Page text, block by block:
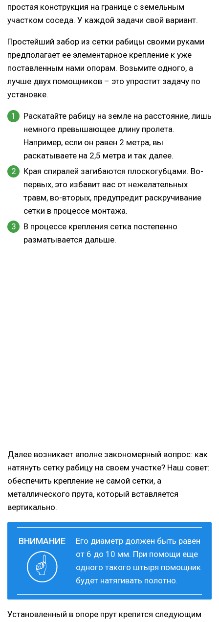
простая конструкция на границе с земельным
участком соседа. У каждой задачи свой вариант.
Простейший забор из сетки рабицы своими руками
предполагает ее элементарное крепление к уже
поставленным нами опорам. Возьмите одного, а
лучше двух помощников – это упростит задачу по
установке.
Раскатайте рабицу на земле на расстояние, лишь
немного превышающее длину пролета.
Например, если он равен 2 метра, вы
раскатываете на 2,5 метра и так далее.
Края спиралей загибаются плоскогубцами. Во-
первых, это избавит вас от нежелательных
травм, во-вторых, предупредит раскручивание
сетки в процессе монтажа.
В процессе крепления сетка постепенно
разматывается дальше.
Далее возникает вполне закономерный вопрос: как
натянуть сетку рабицу на своем участке? Наш совет:
обеспечить крепление не самой сетки, а
металлического прута, который вставляется
вертикально.
Его диаметр должен быть равен
от 6 до 10 мм. При помощи еще
одного такого штыря помощник
будет натягивать полотно.
Установленный в опоре прут крепится следующим